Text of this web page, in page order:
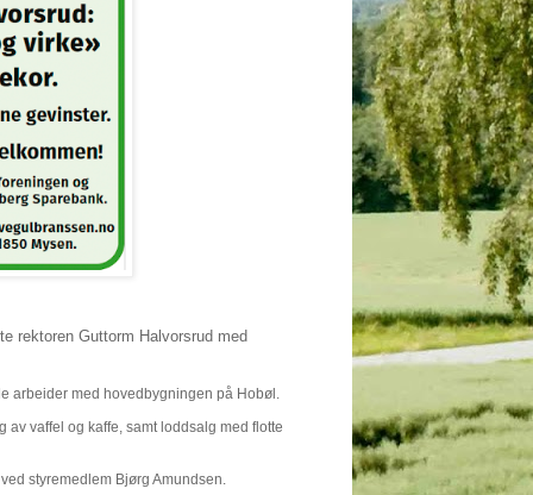
rektoren Guttorm Halvorsrud med
arbeider med hovedbygningen på Hobøl.
vaffel og kaffe, samt loddsalg med flotte
styremedlem Bjørg Amundsen.